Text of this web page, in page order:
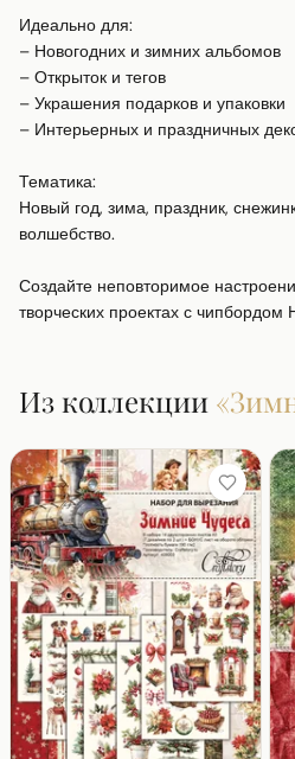
Идеально для:
– Новогодних и зимних альбомов
– Открыток и тегов
– Украшения подарков и упаковки
– Интерьерных и праздничных
Тематика:
Новый год, зима, праздник,
волшебство.
Создайте неповторимое
творческих проектах с чипбордом
Из коллекции «